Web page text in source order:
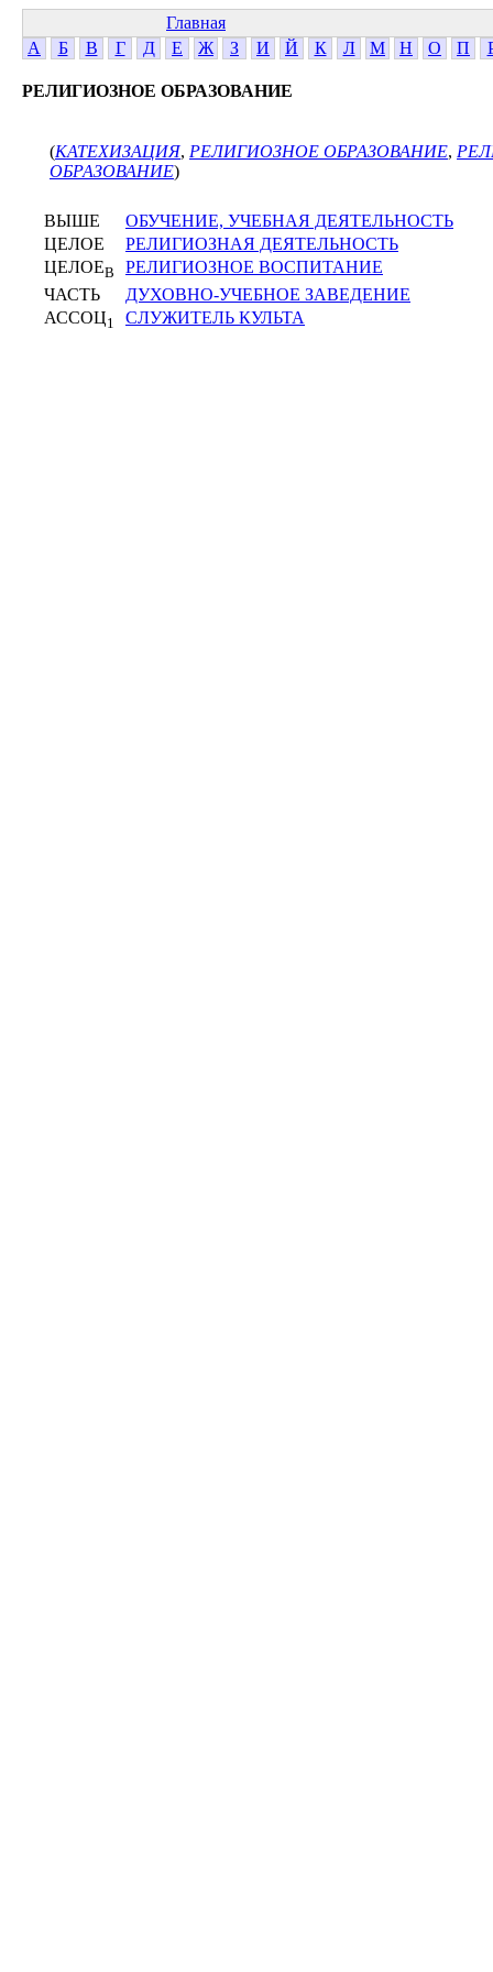
Главная
А
Б В Г Д Е Ж З И Й К Л М Н О П
РЕЛИГИОЗНОЕ ОБРАЗОВАНИЕ
(КАТЕХИЗАЦИЯ, РЕЛИГИОЗНОЕ ОБРАЗОВАНИЕ,
ОБРАЗОВАНИЕ)
ВЫШЕ
ОБУЧЕНИЕ, УЧЕБНАЯ ДЕЯТЕЛЬНОСТЬ
ЦЕЛОЕ
РЕЛИГИОЗНАЯ ДЕЯТЕЛЬНОСТЬ
ЦЕЛОЕВ
РЕЛИГИОЗНОЕ ВОСПИТАНИЕ
ЧАСТЬ
ДУХОВНО-УЧЕБНОЕ ЗАВЕДЕНИЕ
АССОЦ1 СЛУЖИТЕЛЬ КУЛЬТА